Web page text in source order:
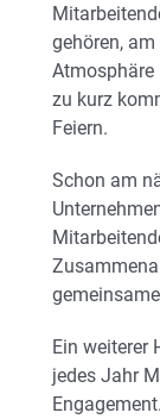
gehören,
Atmosphäre
zu kurz
Feiern.
Schon am
Ein weiterer
jedes Jahr